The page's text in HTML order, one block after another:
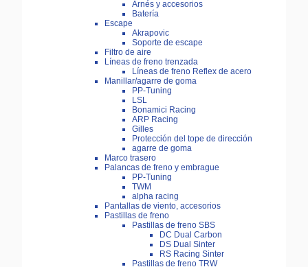
Arnés y accesorios
Batería
Escape
Akrapovic
Soporte de escape
Filtro de aire
Líneas de freno trenzada
Líneas de freno Reflex de acero
Manillar/agarre de goma
PP-Tuning
LSL
Bonamici Racing
ARP Racing
Gilles
Protección del tope de dirección
agarre de goma
Marco trasero
Palancas de freno y embrague
PP-Tuning
TWM
alpha racing
Pantallas de viento, accesorios
Pastillas de freno
Pastillas de freno SBS
DC Dual Carbon
DS Dual Sinter
RS Racing Sinter
Pastillas de freno TRW